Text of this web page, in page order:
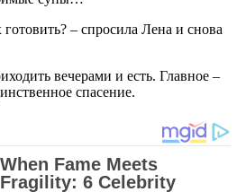
– спросила Лена и снова
вечерами и есть. Главное –
спасение.